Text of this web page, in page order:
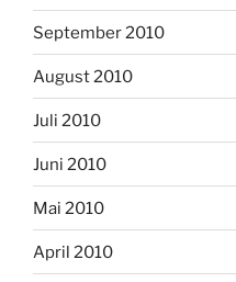
September 2010
August 2010
Juli 2010
Juni 2010
Mai 2010
April 2010